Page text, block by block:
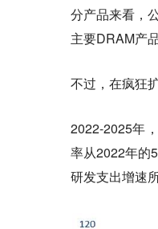
分产品来看，
主要DRAM产
不过，在疯狂
2022-2025年
率从2022年的
研发支出增速所